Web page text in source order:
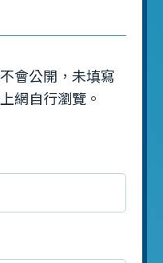
會公開，未填寫
網自行瀏覽。